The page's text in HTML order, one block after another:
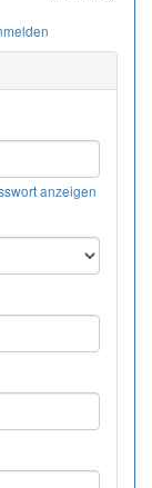
anzeigen